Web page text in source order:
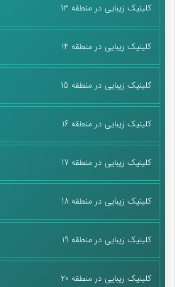
کلینیک زیبایی در منطقه 13
کلینیک زیبایی در منطقه 14
کلینیک زیبایی در منطقه 15
کلینیک زیبایی در منطقه 16
کلینیک زیبایی در منطقه 17
کلینیک زیبایی در منطقه 18
کلینیک زیبایی در منطقه 19
کلینیک زیبایی در منطقه 20